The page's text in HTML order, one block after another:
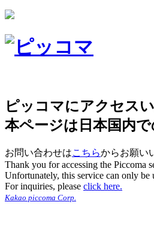
ピッコマにアクセス
本ページは日本国内
お問い合わせはこちらからお願い
Thank you for accessing the Piccoma
Unfortunately, this service can only be
For inquiries, please click here.
Kakao piccoma Corp.